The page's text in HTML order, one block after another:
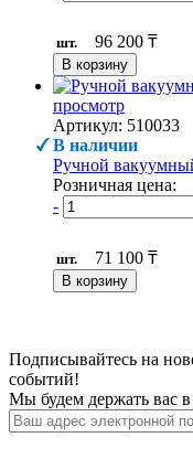
шт.
96 200 ₸
В корзину
просмотр
Артикул: 510033
В наличии
Ручной
Розничная цена:
-
шт.
71 100 ₸
В корзину
Подписывайтесь на
событий!
Мы будем держать вас